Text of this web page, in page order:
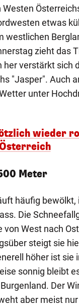
etwas
westlichen
zieht das
her verstärkt sich
"Jasper". Auch
unter
wieder
Meter
häufig bewölkt,
Die
von West nach
steigt sie
höher ist sie
sonnig bleibt
Der
aber meist